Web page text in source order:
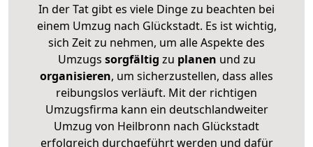
In der Tat gibt es viele Dinge zu beachten bei
einem Umzug nach Glückstadt. Es ist wichtig,
sich Zeit zu nehmen, um alle Aspekte des
Umzugs sorgfältig zu planen und zu
organisieren, um sicherzustellen, dass alles
reibungslos verläuft. Mit der richtigen
Umzugsfirma kann ein deutschlandweiter
Umzug von Heilbronn nach Glückstadt
erfolgreich durchgeführt werden und dafür